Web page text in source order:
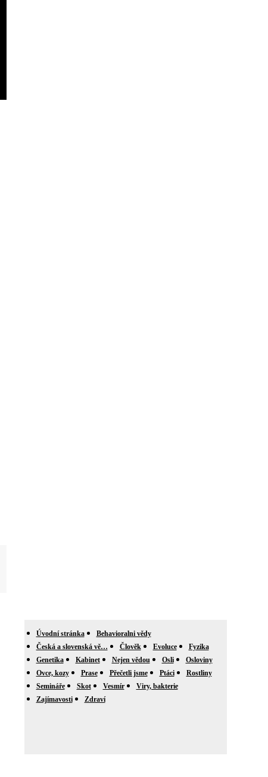
Úvodní stránka
Behavioralni vědy
Česká a slovenská vě…
Člověk Evoluce
Fyzika
Genetika
Kabinet Nejen vědou Osli
Osloviny
Ovce, kozy
Prase Přečetli jsme Ptáci
Rostliny
Semináře
Skot Vesmír
Viry, bakterie
Zajímavosti
Zdraví